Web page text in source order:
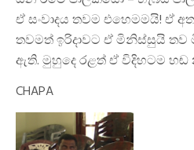
ඒ සංවාදය තවම එහෙමමයි! ඒ
තවමත් ඉරිදාවට ඒ මිනිස්සුයි
ඇති. මුහුදෙ රළත් ඒ විදිහටම
CHAPA